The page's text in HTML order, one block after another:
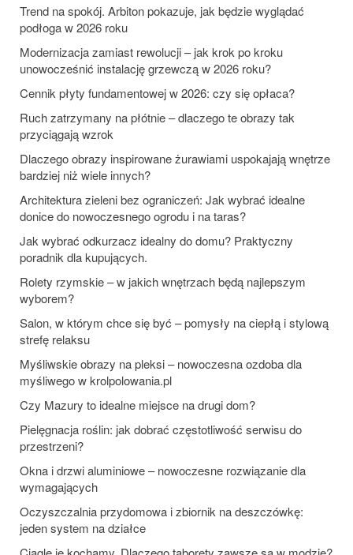
Trend na spokój. Arbiton pokazuje, jak będzie wyglądać
podłoga w 2026 roku
Modernizacja zamiast rewolucji – jak krok po kroku
unowocześnić instalację grzewczą w 2026 roku?
Cennik płyty fundamentowej w 2026: czy się opłaca?
Ruch zatrzymany na płótnie – dlaczego te obrazy tak
przyciągają wzrok
Dlaczego obrazy inspirowane żurawiami uspokajają wnętrze
bardziej niż wiele innych?
Architektura zieleni bez ograniczeń: Jak wybrać idealne
donice do nowoczesnego ogrodu i na taras?
Jak wybrać odkurzacz idealny do domu? Praktyczny
poradnik dla kupujących.
Rolety rzymskie – w jakich wnętrzach będą najlepszym
wyborem?
Salon, w którym chce się być – pomysły na ciepłą i stylową
strefę relaksu
Myśliwskie obrazy na pleksi – nowoczesna ozdoba dla
myśliwego w krolpolowania.pl
Czy Mazury to idealne miejsce na drugi dom?
Pielęgnacja roślin: jak dobrać częstotliwość serwisu do
przestrzeni?
Okna i drzwi aluminiowe – nowoczesne rozwiązanie dla
wymagających
Oczyszczalnia przydomowa i zbiornik na deszczówkę:
jeden system na działce